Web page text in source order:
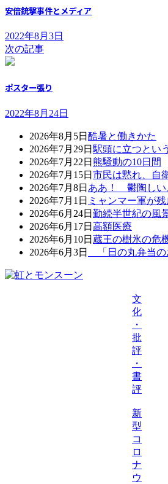
安倍銃撃事件とメディア
2022年8月3日
次の記事
ポスター張り
2022年8月24日
2026年8月5日 酷暑と働きかた
2026年7月29日 駅頭に立つとい
2026年7月22日 熊騒動の10日間
2026年7月15日 市民は黙れ、自
2026年7月8日 ああ！ 鬱陶しい
2026年7月1日 ミャンマー軍が
2026年6月24日 勤続半世紀の風
2026年6月17日 高額医療
2026年6月10日 蔵王の樹氷の危
2026年6月3日
「日の丸弁当の
文
化
・
批
評
・
書
評
新
型
コ
ロ
ナ
ウ